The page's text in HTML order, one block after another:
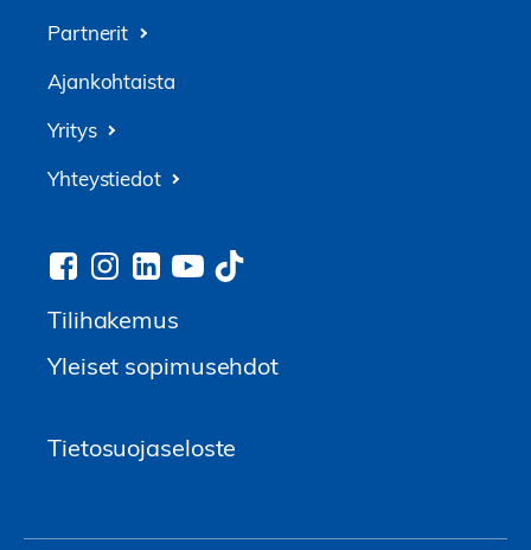
Partnerit
Ajankohtaista
Yritys
Yhteystiedot
Tilihakemus
Yleiset sopimusehdot
Tietosuojaseloste